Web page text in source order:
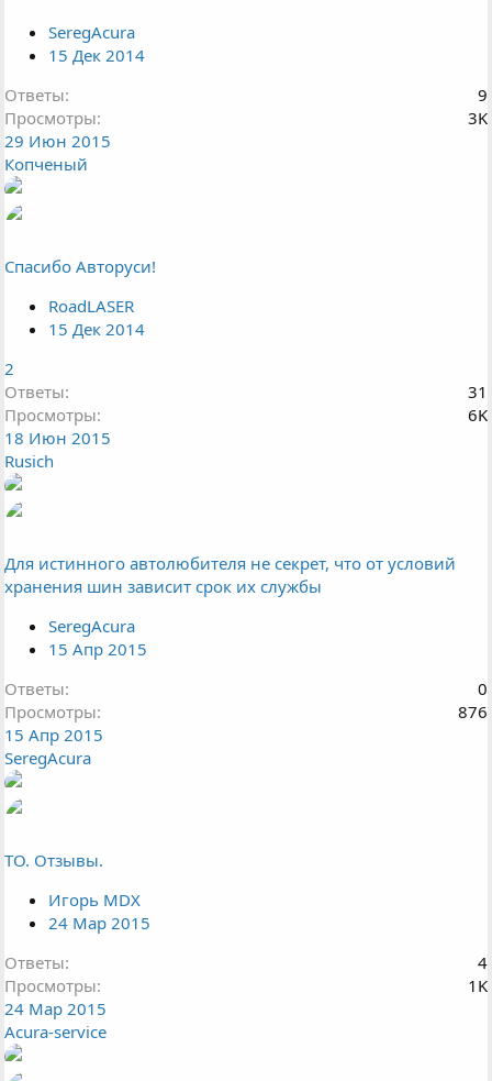
SeregAcura
15 Дек 2014
Ответы
9
Просмотры
3K
29 Июн 2015
Копченый
Спасибо Авторуси!
RoadLASER
15 Дек 2014
2
Ответы
31
Просмотры
6K
18 Июн 2015
Rusich
Для истинного автолюбителя не секрет, что от условий
хранения шин зависит срок их службы
SeregAcura
15 Апр 2015
Ответы
0
Просмотры
876
15 Апр 2015
SeregAcura
ТО. Отзывы.
Игорь MDX
24 Мар 2015
Ответы
4
Просмотры
1K
24 Мар 2015
Acura-service